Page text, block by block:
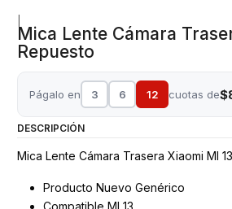
Mica Lente Cámara
Repuesto
Págalo en 3 6 12 cuotas de
DESCRIPCIÓN
Mica Lente Cámara Trasera Xiaomi MI
Producto Nuevo Genérico
Compatible MI 13